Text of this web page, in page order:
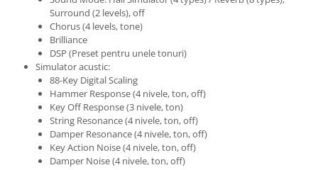
Cabluri de boxe
Cabluri de instrumente
Cabluri de microfon
Cabluri DMX
Cabluri la metru
Cabluri MIDI si audio digitale
Cabluri multicore
Conectori
Standuri stative si pupitre
Surround (2 levels), off
Chorus (4 levels, tone)
Brilliance
DSP (Preset pentru unele tonuri)
Simulator acustic:
88-Key Digital Scaling
Hammer Response (4 nivele, ton, off)
Key Off Response (3 nivele, ton)
String Resonance (4 nivele, ton, off)
Damper Resonance (4 nivele, ton, off)
Key Action Noise (4 nivele, ton, off)
Damper Noise (4 nivele, ton, off)